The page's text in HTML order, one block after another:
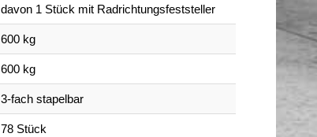
davon 1 Stück mit Radrichtungsfeststeller
600 kg
600 kg
3-fach stapelbar
78 Stück